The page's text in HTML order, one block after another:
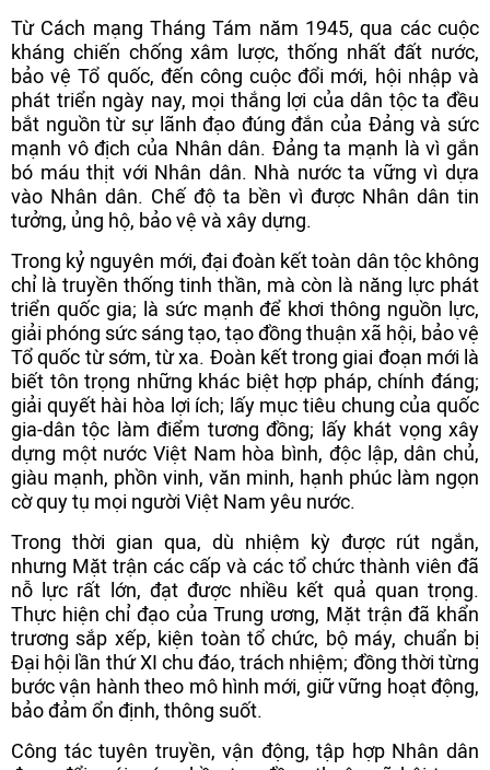
Từ Cách mạng Tháng Tám năm 1945, qua các cuộc
kháng chiến chống xâm lược, thống nhất đất nước,
bảo vệ Tổ quốc, đến công cuộc đổi mới, hội nhập và
phát triển ngày nay, mọi thắng lợi của dân tộc ta đều
bắt nguồn từ sự lãnh đạo đúng đắn của Đảng và sức
mạnh vô địch của Nhân dân. Đảng ta mạnh là vì gắn
bó máu thịt với Nhân dân. Nhà nước ta vững vì dựa
vào Nhân dân. Chế độ ta bền vì được Nhân dân tin
tưởng, ủng hộ, bảo vệ và xây dựng.
Trong kỷ nguyên mới, đại đoàn kết toàn dân tộc không
chỉ là truyền thống tinh thần, mà còn là năng lực phát
triển quốc gia; là sức mạnh để khơi thông nguồn lực,
giải phóng sức sáng tạo, tạo đồng thuận xã hội, bảo vệ
Tổ quốc từ sớm, từ xa. Đoàn kết trong giai đoạn mới là
biết tôn trọng những khác biệt hợp pháp, chính đáng;
giải quyết hài hòa lợi ích; lấy mục tiêu chung của quốc
gia-dân tộc làm điểm tương đồng; lấy khát vọng xây
dựng một nước Việt Nam hòa bình, độc lập, dân chủ,
giàu mạnh, phồn vinh, văn minh, hạnh phúc làm ngọn
cờ quy tụ mọi người Việt Nam yêu nước.
Trong thời gian qua, dù nhiệm kỳ được rút ngắn,
nhưng Mặt trận các cấp và các tổ chức thành viên đã
nỗ lực rất lớn, đạt được nhiều kết quả quan trọng.
Thực hiện chỉ đạo của Trung ương, Mặt trận đã khẩn
trương sắp xếp, kiện toàn tổ chức, bộ máy, chuẩn bị
Đại hội lần thứ XI chu đáo, trách nhiệm; đồng thời từng
bước vận hành theo mô hình mới, giữ vững hoạt động,
bảo đảm ổn định, thông suốt.
Công tác tuyên truyền, vận động, tập hợp Nhân dân